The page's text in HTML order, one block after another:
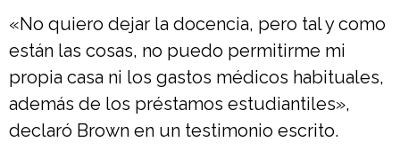
«No quiero dejar la docencia, pero tal y como
están las cosas, no puedo permitirme mi
propia casa ni los gastos médicos habituales,
además de los préstamos estudiantiles»,
declaró Brown en un testimonio escrito.